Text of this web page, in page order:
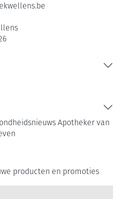
Apotheker van
producten en promoties